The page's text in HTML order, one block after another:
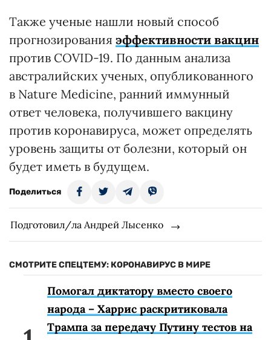
Также ученые нашли новый способ
прогнозирования эффективности вакцин
против COVID-19. По данным анализа
австралийских ученых, опубликованного
в Nature Medicine, ранний иммунный
ответ человека, получившего вакцину
против коронавируса, может определять
уровень защиты от болезни, который он
будет иметь в будущем.
Поделиться
Подготовил/ла Андрей Лысенко
СМОТРИТЕ СПЕЦТЕМУ: КОРОНАВИРУС В МИРЕ
Помогал диктатору вместо своего
народа – Харрис раскритиковала
Трампа за передачу Путину тестов на